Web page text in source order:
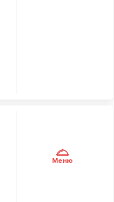
Меню